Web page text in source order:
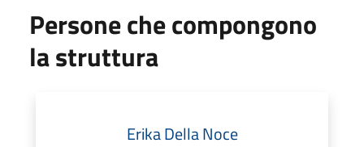
Persone che compongono
la struttura
Erika Della Noce